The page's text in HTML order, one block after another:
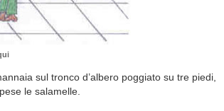
sul tronco d’albero poggiato su tre piedi,
le salamelle.